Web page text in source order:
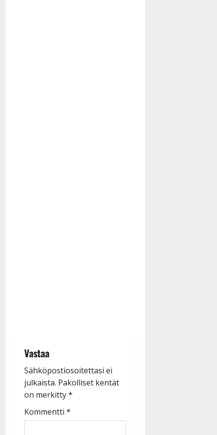
Vastaa
Sähköpostiosoitettasi ei
julkaista. Pakolliset kentät
on merkitty*
Kommentti *